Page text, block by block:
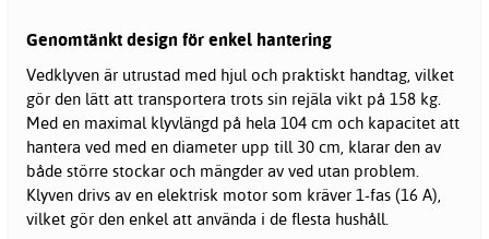
Genomtänkt design för enkel hantering
Vedklyven är utrustad med hjul och praktiskt handtag, vilket
gör den lätt att transportera trots sin rejäla vikt på 158 kg.
Med en maximal klyvlängd på hela 104 cm och kapacitet att
hantera ved med en diameter upp till 30 cm, klarar den av
både större stockar och mängder av ved utan problem.
Klyven drivs av en elektrisk motor som kräver 1-fas (16 A),
vilket gör den enkel att använda i de flesta hushåll.